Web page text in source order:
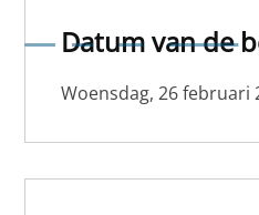
wijziging nr 2
Datum van de
Woensdag, 26 februari